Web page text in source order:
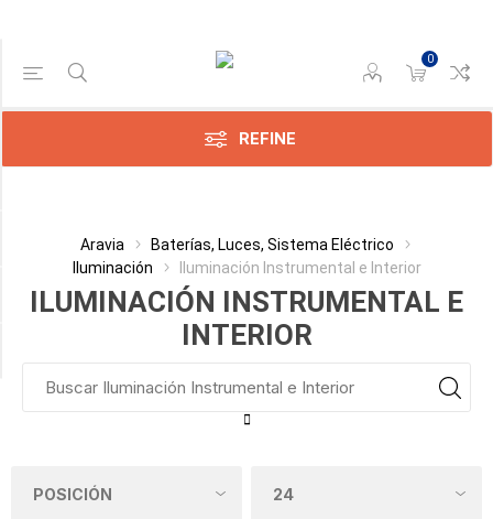
0
REFINE
Aravia
Baterías, Luces, Sistema Eléctrico
Iluminación
Iluminación Instrumental e Interior
ILUMINACIÓN INSTRUMENTAL E
INTERIOR
Gama de precios
Min:$0.00
Categoría
Fabricante